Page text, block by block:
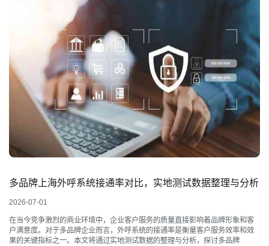
多品牌上海外呼系统接通率对比，实地测试数据整理与分析
2026-07-01
在当今竞争激烈的商业环境中，企业客户服务的质量直接影响着品牌形象和客
户满意度。对于多品牌企业而言，外呼系统的接通率是衡量客户服务效率和效
果的关键指标之一。本文将通过实地测试数据的整理与分析，探讨多品牌